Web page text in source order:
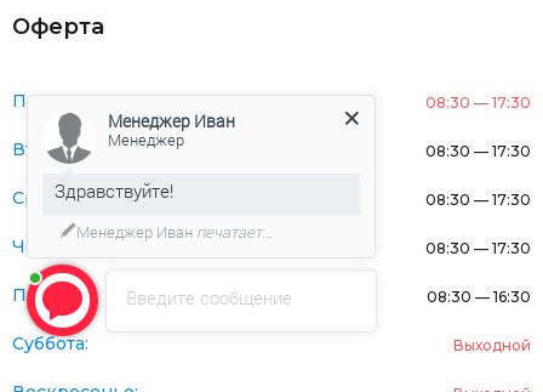
Оферта
Понедельник: 08:30 — 17:30
Вторник: 08:30 — 17:30
Среда: 08:30 — 17:30
Четверг: 08:30 — 17:30
Пятница: 08:30 — 16:30
Суббота: Выходной
Введите сообщение
Менеджер Иван
Менеджер
Здравствуйте!
Менеджер Иван печатает...